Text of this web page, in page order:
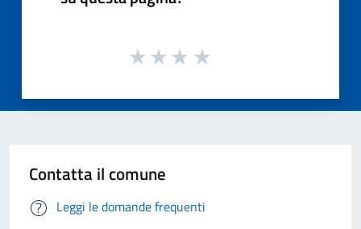
Contatta il comune
Leggi le domande frequenti